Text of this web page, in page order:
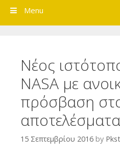
Menu
Νέος
NASA με
πρόσβαση
αποτελέσματα
15 Σεπτεμβρίου 2016 by Pkst